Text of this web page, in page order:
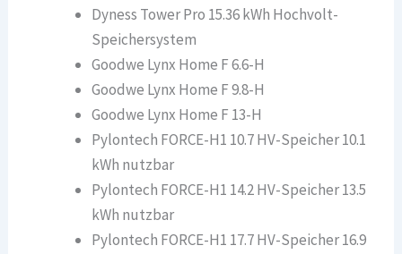
Dyness Tower Pro 15.36 kWh Hochvolt-
Speichersystem
Goodwe Lynx Home F 6.6-H
Goodwe Lynx Home F 9.8-H
Goodwe Lynx Home F 13-H
Pylontech FORCE-H1 10.7 HV-Speicher 10.1
kWh nutzbar
Pylontech FORCE-H1 14.2 HV-Speicher 13.5
kWh nutzbar
Pylontech FORCE-H1 17.7 HV-Speicher 16.9